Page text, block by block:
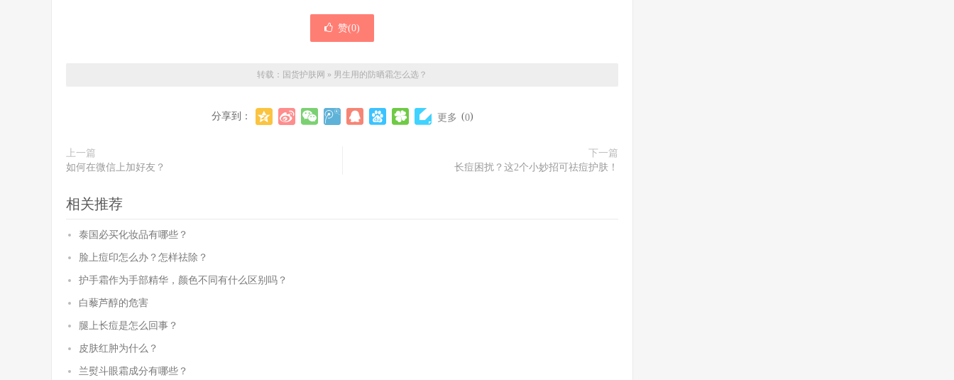
赞(0)
转载： 国货护肤网 » 男生用的防晒霜怎么选？
分享到： 更多 (0)
上一篇
如何在微信上加好友？
下一篇
长痘困扰？这2个小妙招可祛痘护肤！
相关推荐
泰国必买化妆品有哪些？
脸上痘印怎么办？怎样祛除？
护手霜作为手部精华，颜色不同有什么区别吗？
白藜芦醇的危害
腿上长痘是怎么回事？
皮肤红肿为什么？
兰熨斗眼霜成分有哪些？